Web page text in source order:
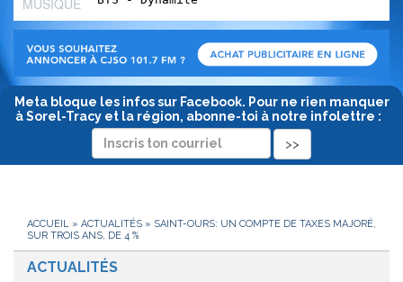
MUSIQUE
:
Meta bloque les infos sur Facebook. Pour ne rien manquer
à Sorel-Tracy et la région, abonne-toi à notre infolettre :
ACCUEIL » ACTUALITÉS » SAINT-OURS: UN COMPTE DE TAXES MAJORÉ,
SUR TROIS ANS, DE 4 %
ACTUALITÉS